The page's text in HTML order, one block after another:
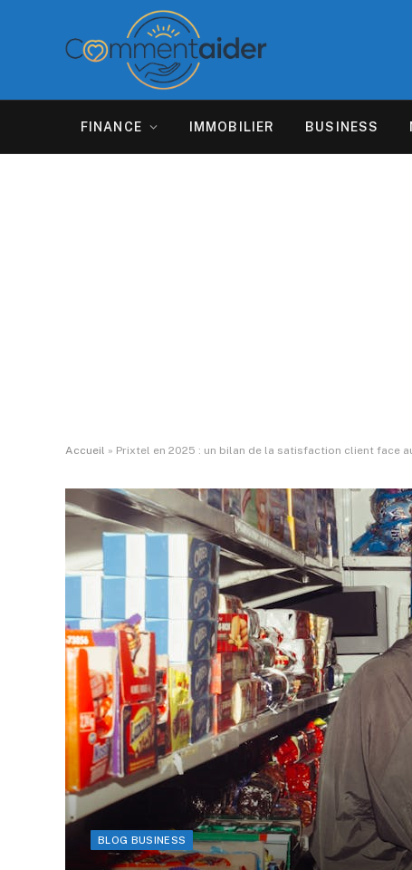
FINANCE IMMOBILIER BUSINESS
Accueil » Prixtel en 2025 : un bilan de la satisfaction client face
BLOG BUSINESS